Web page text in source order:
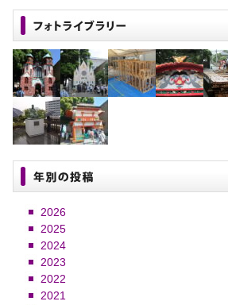
2026
2025
2024
2023
2022
2021